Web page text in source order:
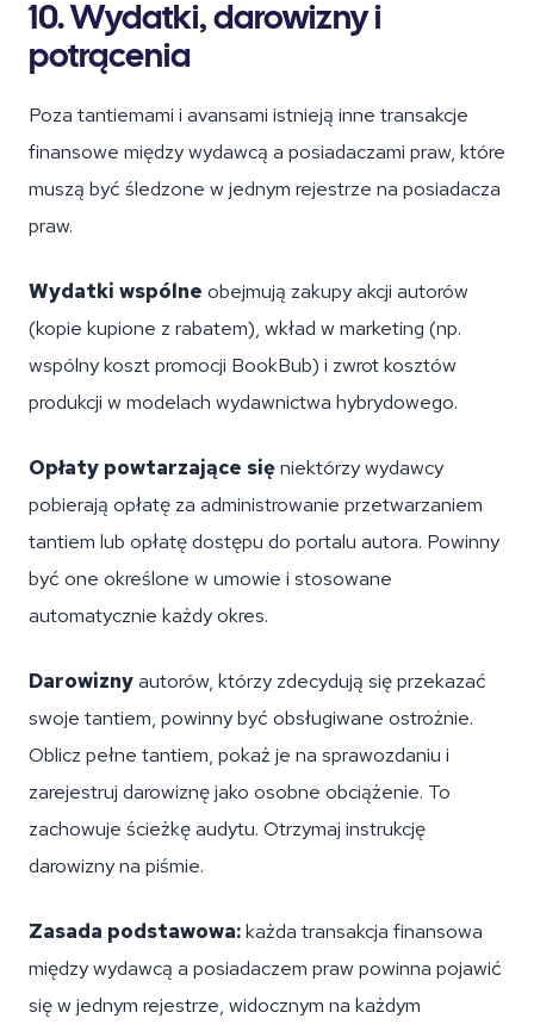
10. Wydatki, darowizny i
potrącenia
Poza tantiemami i avansami istnieją inne transakcje
finansowe między wydawcą a posiadaczami praw, które
muszą być śledzone w jednym rejestrze na posiadacza
praw.
Wydatki wspólne obejmują zakupy akcji autorów
(kopie kupione z rabatem), wkład w marketing (np.
wspólny koszt promocji BookBub) i zwrot kosztów
produkcji w modelach wydawnictwa hybrydowego.
Opłaty powtarzające sięniektórzy wydawcy
pobierają opłatę za administrowanie przetwarzaniem
tantiem lub opłatę dostępu do portalu autora. Powinny
być one określone w umowie i stosowane
automatycznie każdy okres.
Darowiznyautorów, którzy zdecydują się przekazać
swoje tantiem, powinny być obsługiwane ostrożnie.
Oblicz pełne tantiem, pokaż je na sprawozdaniu i
zarejestruj darowiznę jako osobne obciążenie. To
zachowuje ścieżkę audytu. Otrzymaj instrukcję
darowizny na piśmie.
Zasada podstawowa:każda transakcja finansowa
między wydawcą a posiadaczem praw powinna pojawić
się w jednym rejestrze, widocznym na każdym